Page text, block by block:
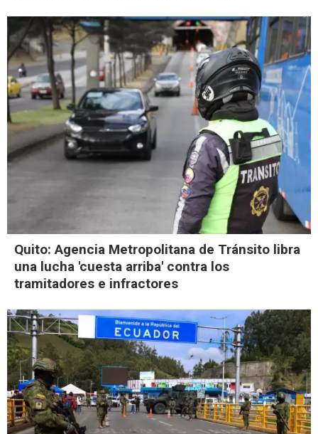
Quito: Agencia Metropolitana de Tránsito libra
una lucha 'cuesta arriba' contra los
tramitadores e infractores